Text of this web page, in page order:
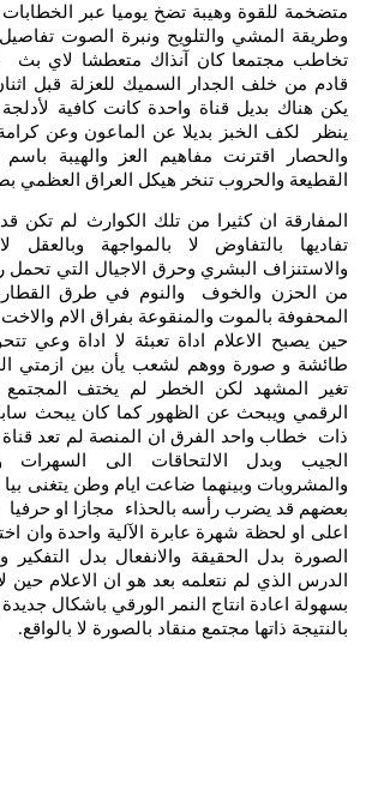
متضخمة للقوة وهيبة تضخ يوميا عبر الخطابات
وطريقة المشي والتلويح ونبرة الصوت تفاصيل
تخاطب مجتمعا كان آنذاك متعطشا لاي بث
قادم من خلف الجدار السميك للعزلة قبل
يكن هناك بديل قناة واحدة كانت كافية
ينظر لكف الخبز بديلا عن الماعون وعن
والحصار اقترنت مفاهيم العز والهيبة
القطيعة والحروب تنخر هيكل العراق العظمي
المفارقة ان كثيرا من تلك الكوارث لم تكن
تفاديها بالتفاوض لا بالمواجهة وبالعقل
والاستنزاف البشري وحرق الاجيال التي
من الحزن والخوف والنوم في طرق
المحفوفة بالموت والمنقوعة بفراق الام والاخت
حين يصبح الاعلام اداة تعبئة لا اداة وعي
طائشة و صورة ووهم لشعب يأن بين ازمتي
تغير المشهد لكن الخطر لم يختف
الرقمي ويبحث عن الظهور كما كان يبحث
ذات خطاب واحد الفرق ان المنصة لم تعد
الجيب وبدل الالتحاقات الى السهرات
والمشروبات وبينهما ضاعت ايام وطن يتغنى بيا
بعضهم قد يضرب رأسه بالحذاء مجازا او
اعلى او لحظة شهرة عابرة الآلية واحدة وان
الصورة بدل الحقيقة والانفعال بدل التفكير
الدرس الذي لم نتعلمه بعد هو ان الاعلام
بسهولة اعادة انتاج النمر الورقي باشكال
بالنتيجة ذاتها مجتمع منقاد بالصورة لا بالواقع.